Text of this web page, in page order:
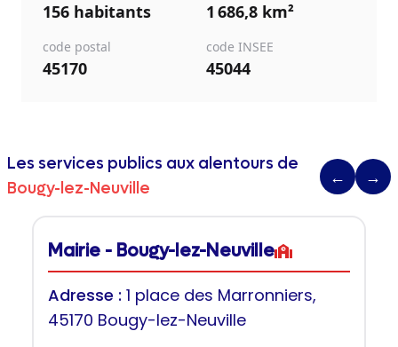
156 habitants 1 686,8 km²
code postal
45170
code INSEE
45044
Les services publics aux alentours de
Bougy-lez-Neuville
← →
Mairie - Bougy-lez-Neuville
Adresse : 1 place des Marronniers,
45170 Bougy-lez-Neuville